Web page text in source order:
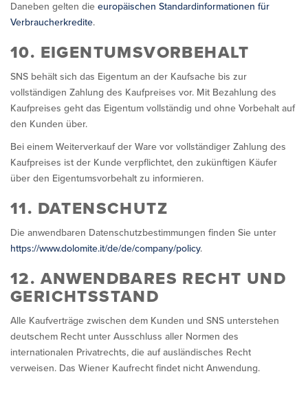
Daneben gelten die europäischen Standardinformationen für
Verbraucherkredite.
10. EIGENTUMSVORBEHALT
SNS behält sich das Eigentum an der Kaufsache bis zur
vollständigen Zahlung des Kaufpreises vor. Mit Bezahlung des
Kaufpreises geht das Eigentum vollständig und ohne Vorbehalt auf
den Kunden über.
Bei einem Weiterverkauf der Ware vor vollständiger Zahlung des
Kaufpreises ist der Kunde verpflichtet, den zukünftigen Käufer
über den Eigentumsvorbehalt zu informieren.
11. DATENSCHUTZ
Die anwendbaren Datenschutzbestimmungen finden Sie unter
https://www.dolomite.it/de/de/company/policy.
12. ANWENDBARES RECHT UND
GERICHTSSTAND
Alle Kaufverträge zwischen dem Kunden und SNS unterstehen
deutschem Recht unter Ausschluss aller Normen des
internationalen Privatrechts, die auf ausländisches Recht
verweisen. Das Wiener Kaufrecht findet nicht Anwendung.